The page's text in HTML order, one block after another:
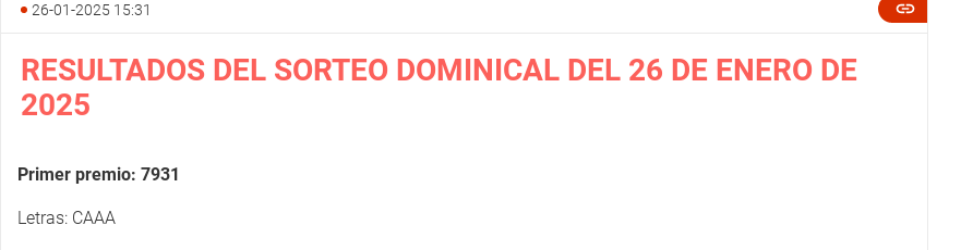
26-01-2025 15:31
RESULTADOS DEL SORTEO DOMINICAL DEL 26 DE ENERO DE
2025
Primer premio: 7931
Letras: CAAA